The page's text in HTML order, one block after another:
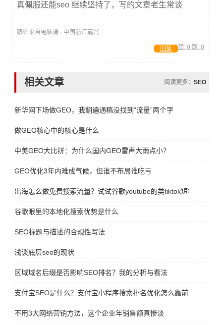
真佩服还能seo 继续坚持了，写的文章老生常谈
跟帖来自电脑端 · 中国浙江嘉兴
顶: 0 踩: 0
回复
相关文章 阅读更多： SEO
新华网下场做GEO，我翻遍通稿没找到“流量”两个字
做GEO核心中的核心是什么
中美GEO大比拼：为什么国内GEO雷声大雨点小？
GEO优化3年内难成气候，但谁不布局谁吃亏
出海怎么做免费搜索流量？试试谷歌youtube的类tiktok短视频平台
谷歌眼里的本地化搜索优势是什么
SEO标题与描述的合规性写法
浅谈底层seo的现状
区域域名后缀是否影响SEO排名？我的分析与看法
支付宝SEO是什么？支付宝小程序搜索排名优化怎么靠前与如何推
不用3大网络营销方法，这个企业年销售额真惨淡